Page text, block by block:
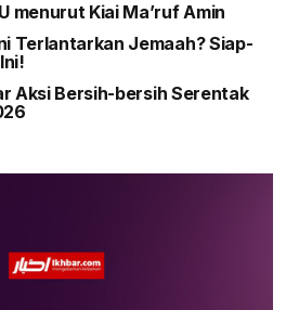
menurut Kiai Ma’ruf Amin
Terlantarkan Jemaah? Siap-
Aksi Bersih-bersih Serentak